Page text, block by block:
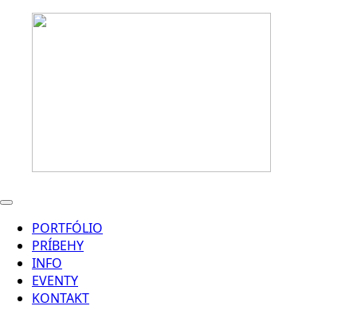
PORTFÓLIO
PRÍBEHY
INFO
EVENTY
KONTAKT